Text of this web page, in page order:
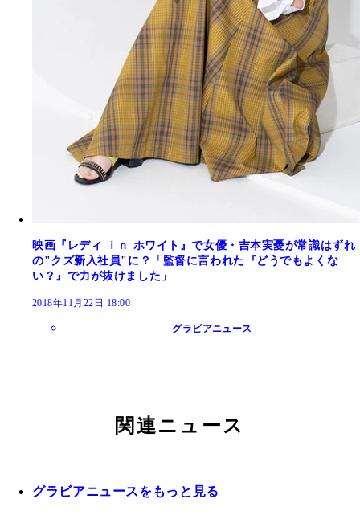
映画『レディ ｉｎ ホワイト』で女優・吉本実憂が常識はずれ
の"クズ新入社員"に？「監督に言われた『どうでもよくな
い？』で力が抜けました」
2018年11月22日 18:00
グラビアニュース
関連ニュース
グラビアニュースをもっと見る